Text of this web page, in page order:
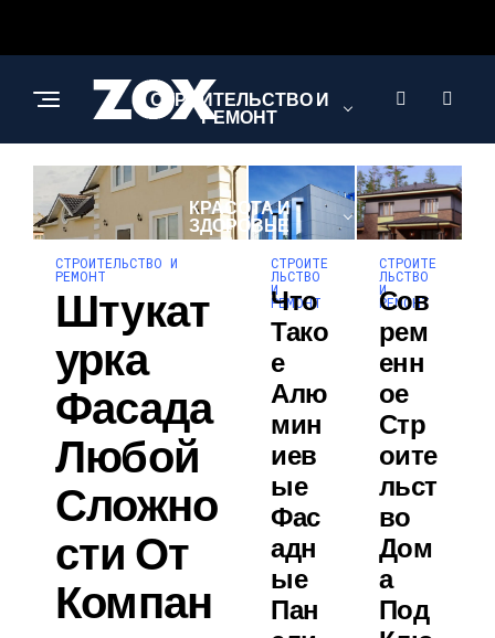
СТРОИТЕЛЬСТВО И
РЕМОНТ
КРАСОТА И
ЗДОРОВЬЕ
СТРОИТЕЛЬСТВО И
РЕМОНТ
Штукат
Урка
Фасада
Любой
Сложно
Сти От
Компан
СТРОИТЕ
ЛЬСТВО
И
РЕМОНТ
Что
Тако
Е
Алю
Мин
Иев
Ые
Фас
Адн
Ые
Пан
СТРОИТЕ
ЛЬСТВО
И
РЕМОНТ
Сов
Рем
Енн
Ое
Стр
Оите
Льст
Во
Дом
А
Под